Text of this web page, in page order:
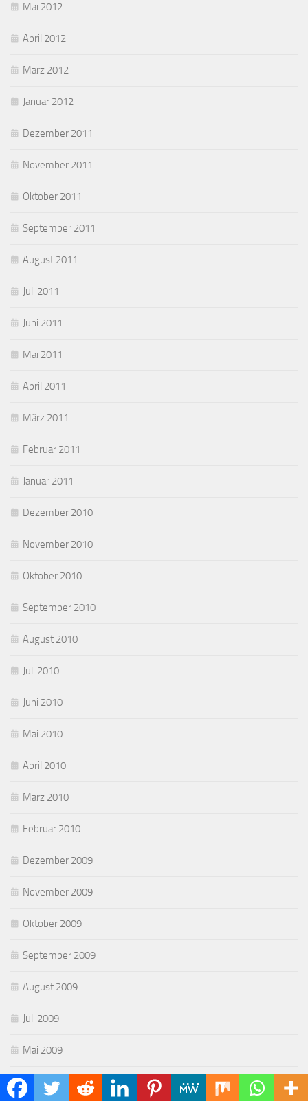
Mai 2012
April 2012
März 2012
Januar 2012
Dezember 2011
November 2011
Oktober 2011
September 2011
August 2011
Juli 2011
Juni 2011
Mai 2011
April 2011
März 2011
Februar 2011
Januar 2011
Dezember 2010
November 2010
Oktober 2010
September 2010
August 2010
Juli 2010
Juni 2010
Mai 2010
April 2010
März 2010
Februar 2010
Dezember 2009
November 2009
Oktober 2009
September 2009
August 2009
Juli 2009
Mai 2009
April 2009